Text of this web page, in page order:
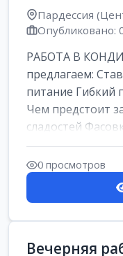
Пардессия
Опубликовано:
РАБОТА В
предлагаем:
питание Гибкий
Чем предстоит
сладостей
кремами...
0 просмотров
Вечерняя